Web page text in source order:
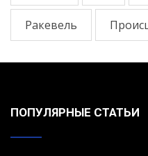
Ракевель
ПОПУЛЯРНЫЕ СТАТЬИ